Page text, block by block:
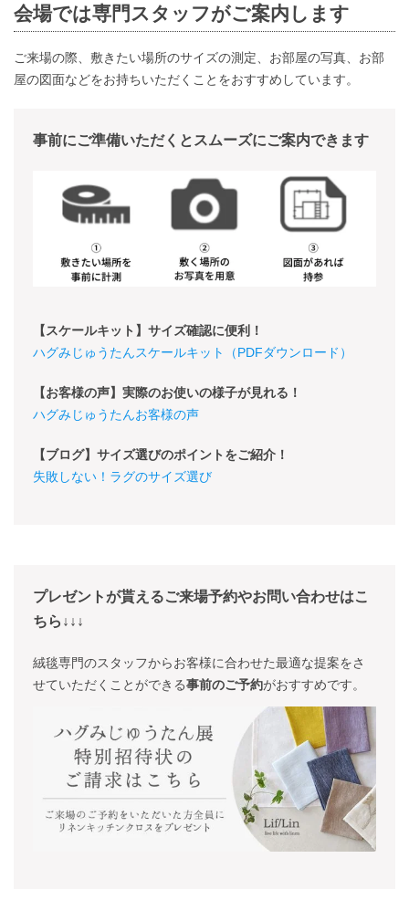
会場では専門スタッフがご案内します
ご来場の際、敷きたい場所のサイズの測定、お部屋の写真、お部
屋の図面などをお持ちいただくことをおすすめしています。
事前にご準備いただくとスムーズにご案内できます
【スケールキット】サイズ確認に便利！
ハグみじゅうたんスケールキット（PDFダウンロード）
【お客様の声】実際のお使いの様子が見れる！
ハグみじゅうたんお客様の声
【ブログ】サイズ選びのポイントをご紹介！
失敗しない！ラグのサイズ選び
プレゼントが貰えるご来場予約やお問い合わせはこ
ちら↓↓↓
絨毯専門のスタッフからお客様に合わせた最適な提案をさ
せていただくことができる事前のご予約がおすすめです。